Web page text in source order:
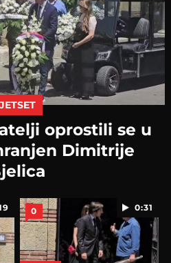
JETSET
oprostili se u
Dimitrije
0:31
0